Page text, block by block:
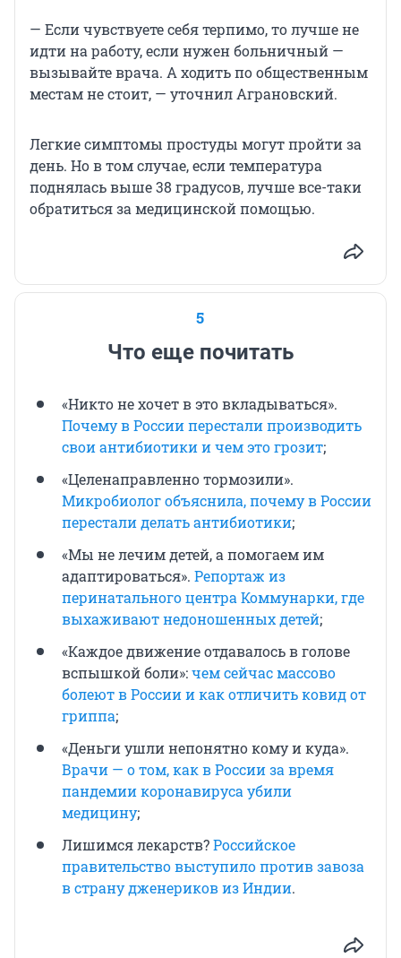
— Если чувствуете себя терпимо, то лучше не
идти на работу, если нужен больничный —
вызывайте врача. А ходить по общественным
местам не стоит, — уточнил Аграновский.
Легкие симптомы простуды могут пройти за
день. Но в том случае, если температура
поднялась выше 38 градусов, лучше все-таки
обратиться за медицинской помощью.
5
Что еще почитать
«Никто не хочет в это вкладываться».
Почему в России перестали производить
свои антибиотики и чем это грозит;
«Целенаправленно тормозили».
Микробиолог объяснила, почему в России
перестали делать антибиотики;
«Мы не лечим детей, а помогаем им
адаптироваться». Репортаж из
перинатального центра Коммунарки, где
выхаживают недоношенных детей;
«Каждое движение отдавалось в голове
вспышкой боли»:чем сейчас массово
болеют в России и как отличить ковид от
гриппа;
«Деньги ушли непонятно кому и куда».
Врачи — о том, как в России за время
пандемии коронавируса убили
медицину;
Лишимся лекарств?Российское
правительство выступило против завоза
в страну дженериков из Индии.